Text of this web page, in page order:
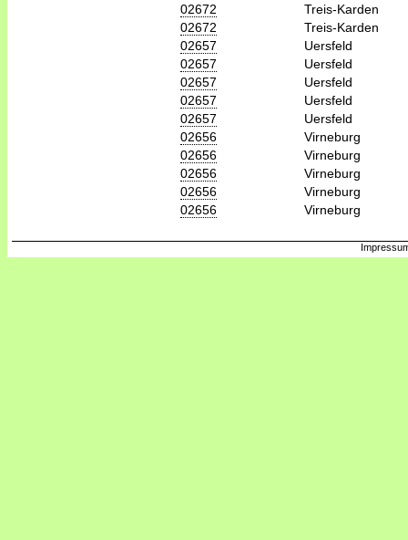
02672
Treis-Karden
02672
Treis-Karden
02657
Uersfeld
02657
Uersfeld
02657
Uersfeld
02657
Uersfeld
02657
Uersfeld
02656
Virneburg
02656
Virneburg
02656
Virneburg
02656
Virneburg
02656
Virneburg